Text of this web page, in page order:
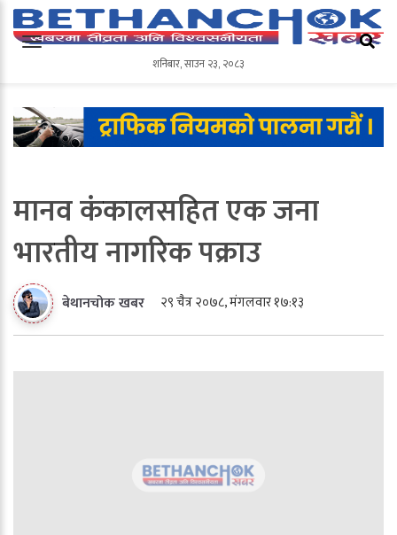
शनिबार,साउन २३,२०८३
शनिबार,साउन २३, २०८३
मानव कंकालसहित एक जना
भारतीय नागरिक पक्राउ
बेथानचोक खबर २९ चैत्र २०७८, मंगलवार १७:१३